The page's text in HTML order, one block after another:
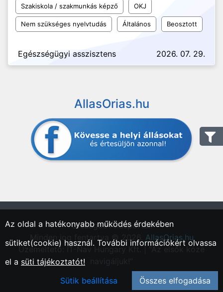
Szakiskola / szakmunkás képző OKJ
Nem szükséges nyelvtudás Általános Beosztott
Egészségügyi asszisztens 2026. 07. 29.
AllasOrias.hu
"Országos Állásportál."
Minden jog fentartva © 2026. AllasOrias.hu
Üzemeltető: IT-Nav Hungary Kft. | "Az elsők közé
Az oldal a hatékonyabb működés érdekében
sütiket(cookie) használ. További információkért olvassa
el a süti tájékoztatót!
Sütik beállítása
Összes elfogadása